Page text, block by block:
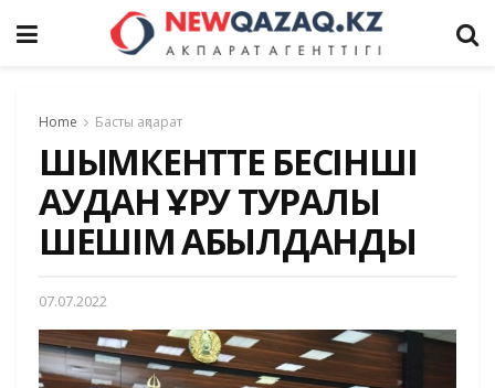
Home Басты ақпарат
ШЫМКЕНТТЕ БЕСІНШІ
АУДАН ҚҰРУ ТУРАЛЫ
ШЕШІМ ҚАБЫЛДАНДЫ
07.07.2022